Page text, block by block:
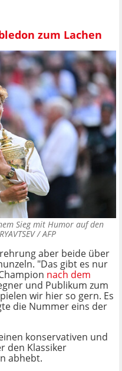
zum Lachen
Sieg mit Humor auf den
/ AFP
aber beide über
"Das gibt es nur
nach dem
und Publikum zum
wir hier so gern. Es
die Nummer eins der
konservativen und
den Klassiker
abhebt.